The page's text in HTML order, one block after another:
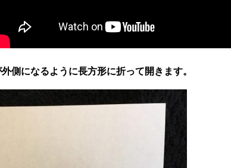
側になるように長方形に折って開きます。